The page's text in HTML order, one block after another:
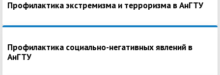
Профилактика экстремизма и терроризма в АнГТУ
Профилактика социально-негативных явлений в
АнГТУ